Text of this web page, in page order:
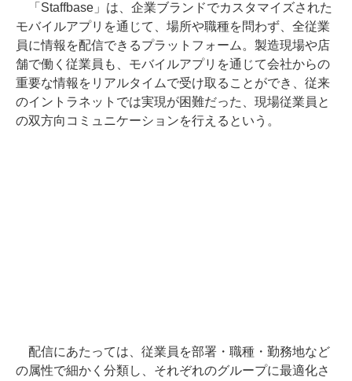
「Staffbase」は、企業ブランドでカスタマイズされた
モバイルアプリを通じて、場所や職種を問わず、全従業
員に情報を配信できるプラットフォーム。製造現場や店
舗で働く従業員も、モバイルアプリを通じて会社からの
重要な情報をリアルタイムで受け取ることができ、従来
のイントラネットでは実現が困難だった、現場従業員と
の双方向コミュニケーションを行えるという。
配信にあたっては、従業員を部署・職種・勤務地など
の属性で細かく分類し、それぞれのグループに最適化さ